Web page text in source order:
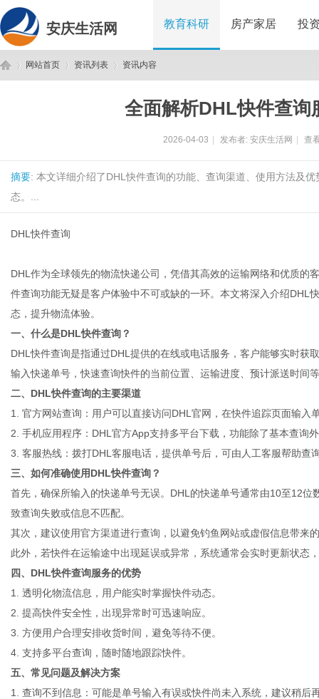
安庆生活网 教育科研 房产家居 投
网站首页 资讯列表 资讯内容
全面解析DHL快件查询
2026-04-03 发布者: 安庆生活网 查
摘要: 本文详细介绍了DHL快件查询的功能、查询渠道、使用方法及
态。...
DHL快件查询
DHL作为全球领先的物流快递公司，凭借其高效的运输网络和优质的
件查询功能无疑是客户体验中不可或缺的一环。本文将深入介绍DHL
态，提升物流体验。
一、什么是DHL快件查询？
DHL快件查询是指通过DHL提供的在线或电话服务，客户能够实时获
输入快递单号，快速查询快件的当前位置、运输进度、预计派送时间
二、DHL快件查询的主要渠道
1. 官方网站查询：用户可以直接访问DHL官网，在快件追踪页面输入
2. 手机应用程序：DHL官方App支持多平台下载，功能除了基本查询
3. 客服热线：拨打DHL客服电话，提供单号后，可由人工客服帮助查
三、如何准确使用DHL快件查询？
首先，确保所输入的快递单号无误。DHL的快递单号通常由10至12
致查询失败或信息不匹配。
其次，建议使用官方渠道进行查询，以避免钓鱼网站或虚假信息带来
此外，若快件在运输途中出现延误或异常，系统通常会实时更新状态
四、DHL快件查询服务的优势
1. 透明化物流信息，用户能实时掌握快件动态。
2. 提高快件安全性，出现异常时可迅速响应。
3. 方便用户合理安排收货时间，避免等待不便。
4. 支持多平台查询，随时随地跟踪快件。
五、常见问题及解决方案
1. 查询不到信息：可能是单号输入有误或快件尚未入系统，建议稍后